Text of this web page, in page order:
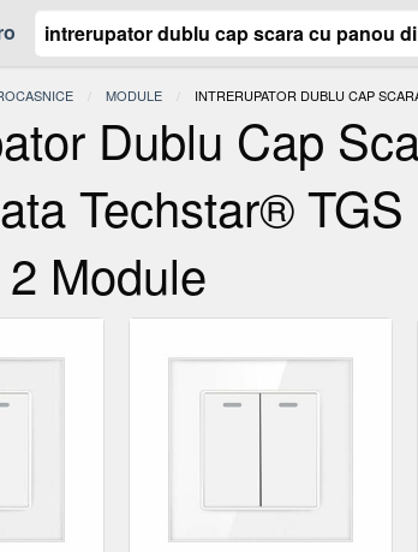
MODULE ACTUAL:
INTRERUPATOR DUBLU CAP
Dublu Cap
Techstar®
Module